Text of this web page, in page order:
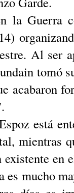
la Guerra
Al ser
tomó
acabaron
está
mientras
en
es mucho